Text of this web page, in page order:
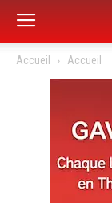
Accueil Accueil